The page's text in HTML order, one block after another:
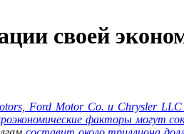
своей
Ford Motor Co. и Chrysler
факторы могут